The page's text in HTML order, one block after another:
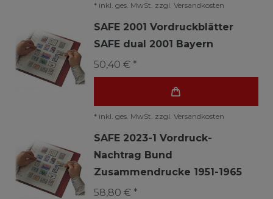
* inkl. ges. MwSt. zzgl. Versandkosten
SAFE 2001 Vordruckblätter
SAFE dual 2001 Bayern
50,40 € *
* inkl. ges. MwSt. zzgl. Versandkosten
SAFE 2023-1 Vordruck-
Nachtrag Bund
Zusammendrucke 1951-1965
58,80 € *